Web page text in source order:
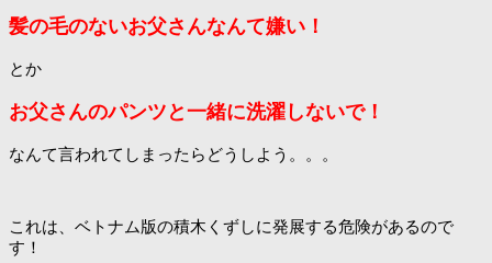
髪の毛のないお父さんなんて嫌い！
とか
お父さんのパンツと一緒に洗濯しないで！
なんて言われてしまったらどうしよう。。。
これは、ベトナム版の積木くずしに発展する危険があるので
す！